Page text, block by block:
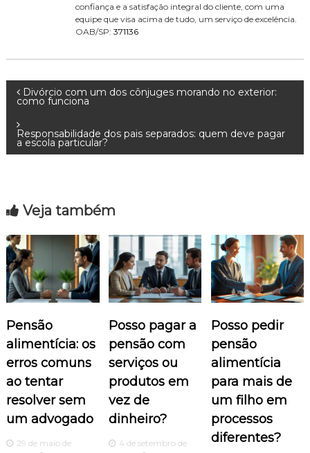
confiança e a satisfação integral do cliente, com uma
equipe que visa acima de tudo, um serviço de excelência.
OAB/SP: 371136
N
a
v
g
a
ç
ã
o
d
e
P
Divórcio com um dos cônjuges morando no exterior:
como funciona
Responsabilidade dos pais separados: quem deve pagar
a escola particular?
Veja também
Pensão
alimentícia: os
erros comuns
ao tentar
resolver sem
um advogado
29 de maio de
Posso pagar a
pensão com
serviços ou
produtos em
vez de
dinheiro?
4 de setembro de
Posso pedir
pensão
alimentícia
para mais de
um filho em
processos
diferentes?